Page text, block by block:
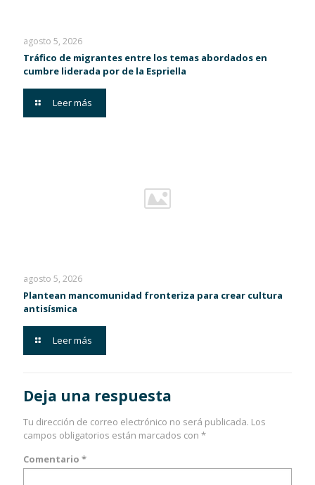
agosto 5, 2026
Tráfico de migrantes entre los temas abordados en
cumbre liderada por de la Espriella
Leer más
agosto 5, 2026
Plantean mancomunidad fronteriza para crear cultura
antisísmica
Leer más
Deja una respuesta
Tu dirección de correo electrónico no será publicada. Los
campos obligatorios están marcados con *
Comentario *